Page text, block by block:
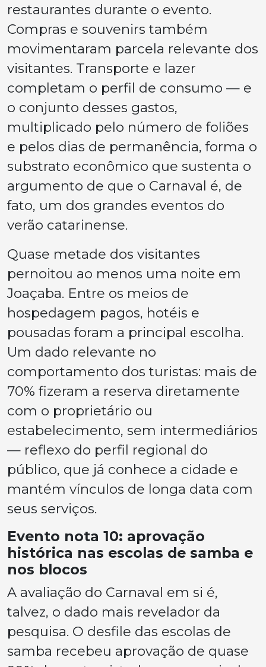
restaurantes durante o evento.
Compras e souvenirs também
movimentaram parcela relevante dos
visitantes. Transporte e lazer
completam o perfil de consumo — e
o conjunto desses gastos,
multiplicado pelo número de foliões
e pelos dias de permanência, forma o
substrato econômico que sustenta o
argumento de que o Carnaval é, de
fato, um dos grandes eventos do
verão catarinense.
Quase metade dos visitantes
pernoitou ao menos uma noite em
Joaçaba. Entre os meios de
hospedagem pagos, hotéis e
pousadas foram a principal escolha.
Um dado relevante no
comportamento dos turistas: mais de
70% fizeram a reserva diretamente
com o proprietário ou
estabelecimento, sem intermediários
— reflexo do perfil regional do
público, que já conhece a cidade e
mantém vínculos de longa data com
seus serviços.
Evento nota 10: aprovação
histórica nas escolas de samba e
nos blocos
A avaliação do Carnaval em si é,
talvez, o dado mais revelador da
pesquisa. O desfile das escolas de
samba recebeu aprovação de quase